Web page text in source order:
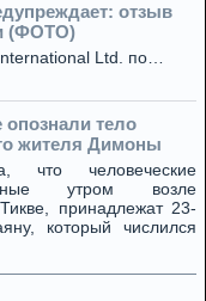
отзыв
(ФОТО)
Ltd. по…
опознали тело
жителя Димоны
что человеческие
утром возле
принадлежат 23-
который числился